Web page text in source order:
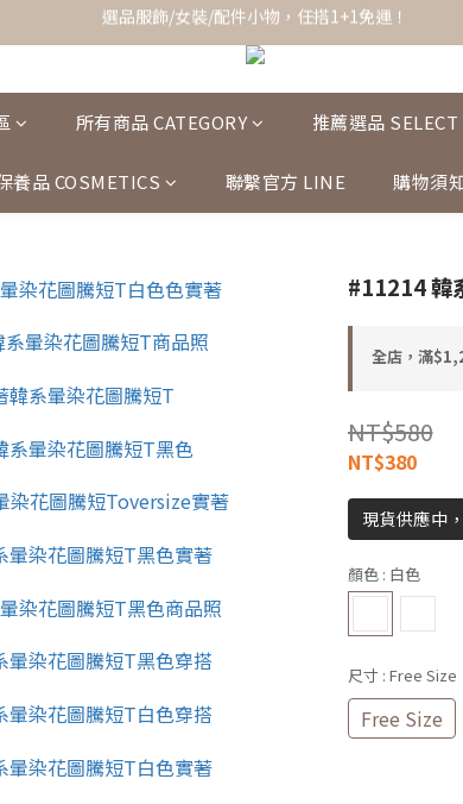
全館滿$1,200即享超商免運！
所有商品 CATEGORY 推薦選品 SELECT
養品 COSMETICS 聯繫官方 LINE 購物須
#11214 韓
全店，滿
NT$580
NT$380
現貨供應中
顏色 : 白色
尺寸 : Free Size
Free Size